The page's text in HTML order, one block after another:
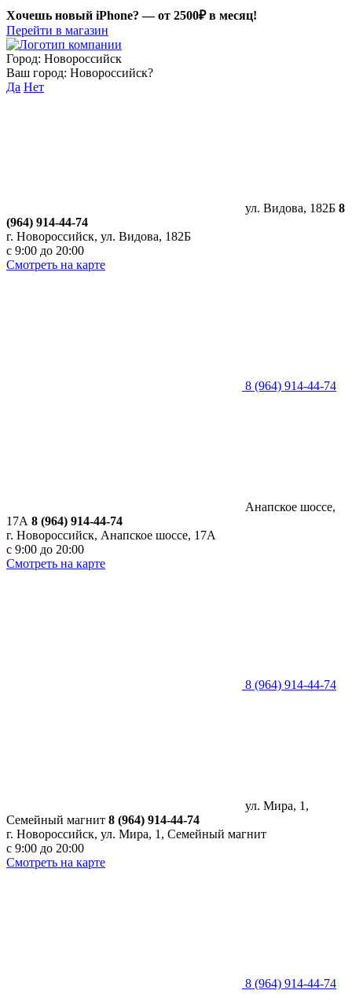
Хочешь новый iPhone? —от 2500₽ в месяц!
Перейти в магазин
Город: Новороссийск
Ваш город: Новороссийск?
Да Нет
ул. Видова, 182Б 8
(964) 914-44-74
г. Новороссийск, ул. Видова, 182Б
с 9:00 до 20:00
Смотреть на карте
8 (964) 914-44-74
Анапское шоссе,
17А 8 (964) 914-44-74
г. Новороссийск, Анапское шоссе, 17А
с 9:00 до 20:00
Смотреть на карте
8 (964) 914-44-74
ул. Мира, 1,
Семейный магнит 8 (964) 914-44-74
г. Новороссийск, ул. Мира, 1, Семейный магнит
с 9:00 до 20:00
Смотреть на карте
8 (964) 914-44-74